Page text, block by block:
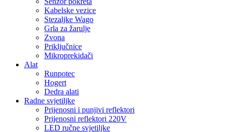
Kabelske vezice
Stezaljke Wago
Grla za žarulje
Zvona
Priključnice
Mikroprekidači
Alat
Runpotec
Hogert
Dedra alati
Radne svjetiljke
Prijenosni i punjivi reflektori
Prijenosni reflektori 220V
LED ručne svjetiljke